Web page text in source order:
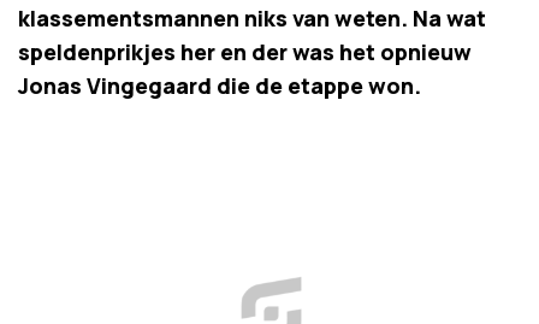
klassementsmannen niks van weten. Na wat
speldenprikjes her en der was het opnieuw
Jonas Vingegaard die de etappe won.